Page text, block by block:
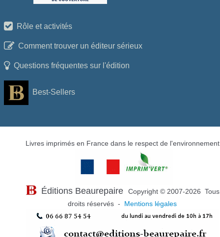
Rôle et activités
Comment trouver un éditeur sérieux
Questions fréquentes sur l'édition
Best-Sellers
Livres imprimés en France dans le respect de l'environnement
Éditions Beaurepaire
Copyright © 2007-2026 Tous
droits réservés -
Mentions légales